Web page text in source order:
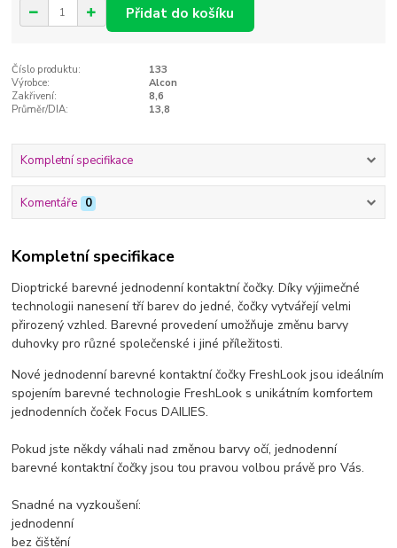
Přidat do košíku
Číslo produktu:
133
Výrobce:
Alcon
Zakřivení:
8,6
Průměr/DIA:
13,8
Kompletní specifikace
Komentáře 0
Kompletní specifikace
Dioptrické barevné jednodenní kontaktní čočky. Díky výjimečné
technologii nanesení tří barev do jedné, čočky vytvářejí velmi
přirozený vzhled. Barevné provedení umožňuje změnu barvy
duhovky pro různé společenské i jiné příležitosti.
Nové jednodenní barevné kontaktní čočky FreshLook jsou ideálním
spojením barevné technologie FreshLook s unikátním komfortem
jednodenních čoček Focus DAILIES.
Pokud jste někdy váhali nad změnou barvy očí, jednodenní
barevné kontaktní čočky jsou tou pravou volbou právě pro Vás.
Snadné na vyzkoušení:
jednodenní
bez čištění